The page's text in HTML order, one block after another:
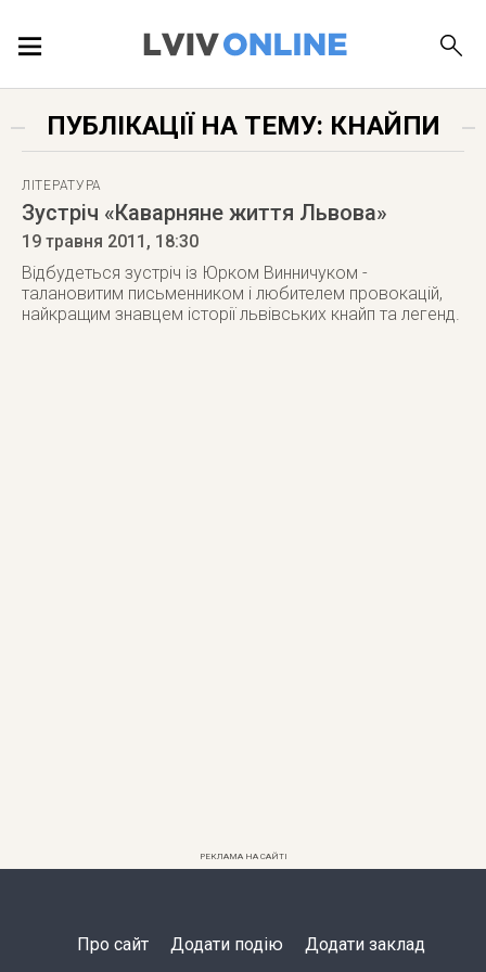
ЛОКАЦІЇ
ПУБЛІКАЦІЇ
ПУБЛІКАЦІЇ НА ТЕМУ: КНАЙПИ
ЛІТЕРАТУРА
Зустріч «Каварняне життя Львова»
19 травня 2011 , 18:30
Відбудеться зустріч із Юрком Винничуком -
талановитим письменником і любителем провокацій,
найкращим знавцем історії львівських кнайп та легенд.
РЕКЛАМА НА САЙТІ
Про сайт Додати подію Додати заклад